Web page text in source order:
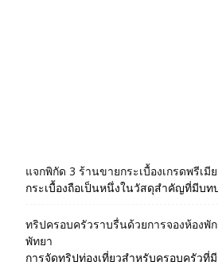
แจกพิกัด 3 ร้านขายกระเบื้องเกรดพรีเ
กระเบื้องถือเป็นหนึ่งในวัสดุสำคัญที่มีบท
ทริปครอบครัวราบรื่นด้วยการจองห้องพั
พัทยา
การจัดทริปท่องเที่ยวสำหรับครอบครัว